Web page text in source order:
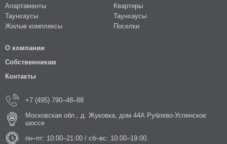
Апартаменты
Таунхаусы
Жилые комплексы
Квартиры
Таунхаусы
Поселки
О компании
Собственникам
Контакты
+7 (495) 790–48–88
Московская обл., д. Жуковка, дом 44А Рублево-Успенское
шоссе
пн–пт: 10:00–21:00 / сб–вс: 10:00–19:00.